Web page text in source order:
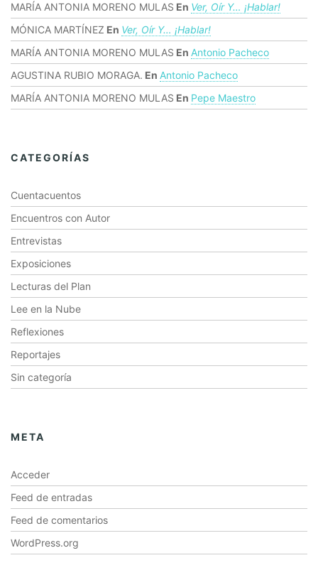
MARÍA ANTONIA MORENO MULAS En Ver, Oír Y… ¡hablar!
MÓNICA MARTÍNEZ En Ver, Oír Y… ¡hablar!
MARÍA ANTONIA MORENO MULAS En Antonio Pacheco
AGUSTINA RUBIO MORAGA. En Antonio Pacheco
MARÍA ANTONIA MORENO MULAS En Pepe Maestro
CATEGORÍAS
Cuentacuentos
Encuentros con Autor
Entrevistas
Exposiciones
Lecturas del Plan
Lee en la Nube
Reflexiones
Reportajes
Sin categoría
META
Acceder
Feed de entradas
Feed de comentarios
WordPress.org